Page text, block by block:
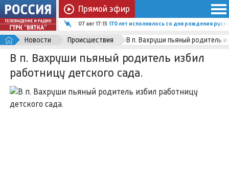
Прямой эфир
07 авг 17:15 170 лет исполнилось со дня рождения
Новости Происшествия В п. Вахруши пьяный родитель
В п. Вахруши пьяный родитель избил
работницу детского сада.